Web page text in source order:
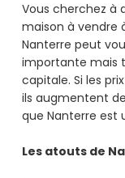
Vous cherchez à
maison à vendre
Nanterre peut
importante mais
capitale. Si les
ils augmentent
que Nanterre est
Les atouts de